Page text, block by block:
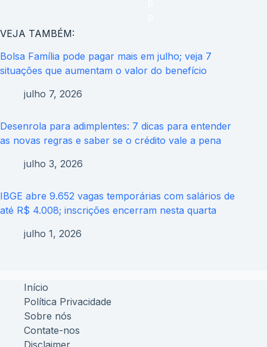
VEJA TAMBÉM:
Bolsa Família pode pagar mais em julho; veja 7
situações que aumentam o valor do benefício
julho 7, 2026
Desenrola para adimplentes: 7 dicas para entender
as novas regras e saber se o crédito vale a pena
julho 3, 2026
IBGE abre 9.652 vagas temporárias com salários de
até R$ 4.008; inscrições encerram nesta quarta
julho 1, 2026
Início
Política Privacidade
Sobre nós
Contate-nos
Disclaimer